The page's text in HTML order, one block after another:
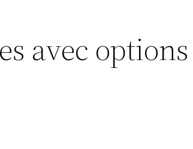
avec